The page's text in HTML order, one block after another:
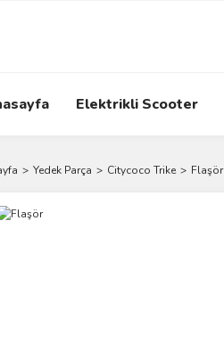
Elektrikli Scooter
Yedek Parça Citycoco Trike Flaşör